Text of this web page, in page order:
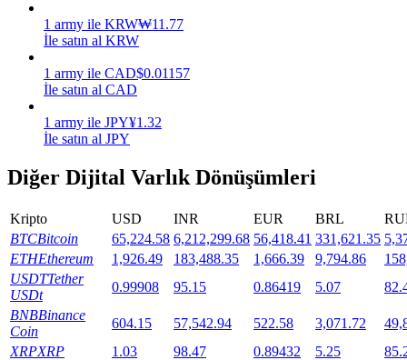
Yüksek getiri ve anında erişim
Popüler token'lar kazanmak için esnek staking
1 army ile KRW₩11.77
İle satın al KRW
1 army ile CAD$0.01157
İle satın al CAD
1 army ile JPY¥1.32
İle satın al JPY
Diğer Dijital Varlık Dönüşümleri
Kripto USD INR EUR BRL
BTCBitcoin 65,224.58 6,212,299.68 56,418.41 331,621.35
ETHEthereum 1,926.49 183,488.35 1,666.39 9,794.86
USDTTether
USDt
0.99908 95.15 0.86419 5.07
BNBBinance
Coin
604.15 57,542.94 522.58 3,071.72
XRPXRP 1.03 98.47 0.89432 5.25